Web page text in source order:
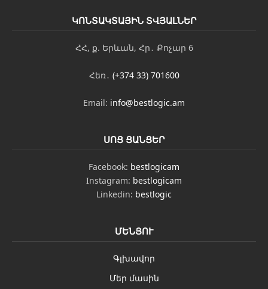
ԿՈՆՏԱԿՏԱՅԻՆ ՏՎՅԱԼՆԵՐ
ՀՀ, ք. Երևան, Հր․ Քոչար 6
Հեռ․ (+374 33) 701600
Email: info@bestlogic.am
ՍՈՑ ՑԱՆՑԵՐ
Facebook: bestlogicam
Instagram: bestlogicam
Linkedin: bestlogic
ՄԵՆՅՈՒ
Գլխավոր
Մեր մասին